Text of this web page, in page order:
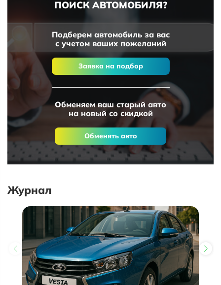
ПОИСК АВТОМОБИЛЯ?
Подберем автомобиль за вас
с учетом ваших пожеланий
Заявка на подбор
Обменяем ваш старый авто
на новый со скидкой
Обменять авто
Журнал